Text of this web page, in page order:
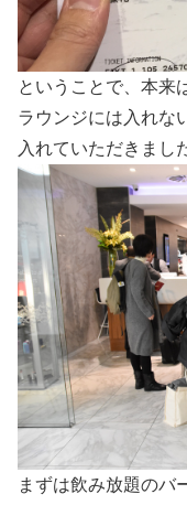
ということで、本来
ラウンジには入れな
入れていただきまし
まずは飲み放題のバ